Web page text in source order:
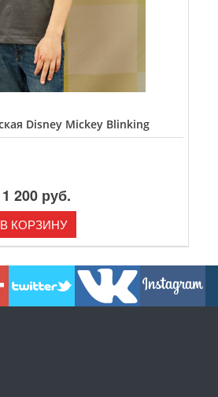
Disney Mickey Blinking
1 200 руб.
В КОРЗИНУ